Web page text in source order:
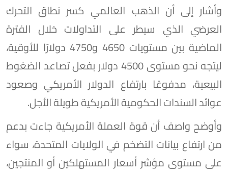
وأشار إلى أن الذهب العالمي كسر نطاق التحرك
العرضي الذي سيطر على التداولات خلال الفترة
الماضية بين مستويات 4650 و4750 دولارًا للأوقية،
ليتجه نحو مستوى 4500 دولار بفعل تصاعد الضغوط
البيعية، مدفوعًا بارتفاع الدولار الأمريكي وصعود
عوائد السندات الحكومية الأمريكية طويلة الأجل.
وأوضح واصف أن قوة العملة الأمريكية جاءت بدعم
من ارتفاع بيانات التضخم في الولايات المتحدة، سواء
على مستوى مؤشر أسعار المستهلكين أو المنتجين،